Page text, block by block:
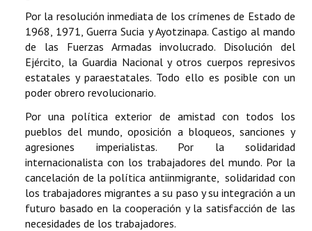
Por la resolución inmediata de los crímenes de Estado de
1968, 1971, Guerra Sucia y Ayotzinapa. Castigo al mando
de las Fuerzas Armadas involucrado. Disolución del
Ejército, la Guardia Nacional y otros cuerpos represivos
estatales y paraestatales. Todo ello es posible con un
poder obrero revolucionario.
Por una política exterior de amistad con todos los
pueblos del mundo, oposición a bloqueos, sanciones y
agresiones imperialistas. Por la solidaridad
internacionalista con los trabajadores del mundo. Por la
cancelación de la política antiinmigrante, solidaridad con
los trabajadores migrantes a su paso y su integración a un
futuro basado en la cooperación y la satisfacción de las
necesidades de los trabajadores.